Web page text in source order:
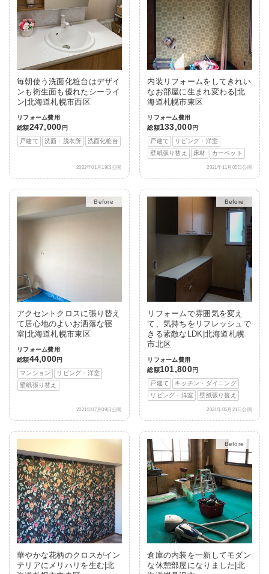
毎朝使う洗面化粧台はデザイ
ンも衛生面も優れたシーライ
ン|北海道札幌市西区
リフォーム費用
総額247,000 円
戸建て
洗面・脱衣所 洗面化粧台
2022年01月19日公開
内装リフォームをしてきれい
なお部屋に生まれ変わる|北
海道札幌市東区
リフォーム費用
総額133,000円
戸建て
リビング・洋室
壁紙張り替え
床材 カーペット
2021年11月05日公開
After
アクセントクロスに張り替え
て居心地のよいお洒落な寝
室|北海道札幌市東区
リフォーム費用
総額44,000円
マンション
リビング・洋室
壁紙張り替え
2021年07月09日公開
After
リフォームで雰囲気を変え
て、気持ちをリフレッシュで
きる素敵なLDK|北海道札幌
市北区
リフォーム費用
総額101,800円
戸建て
キッチン・ダイニング
リビング・洋室
壁紙張り替え
2021年05月21日公開
華やかな花柄のクロスがイン
テリアにメリハリを生む|北
After
倉庫の内装を一新してモダン
な休憩部屋になりました|北